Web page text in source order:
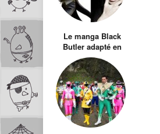
Le manga Black
Butler adapté en
série Live Drama